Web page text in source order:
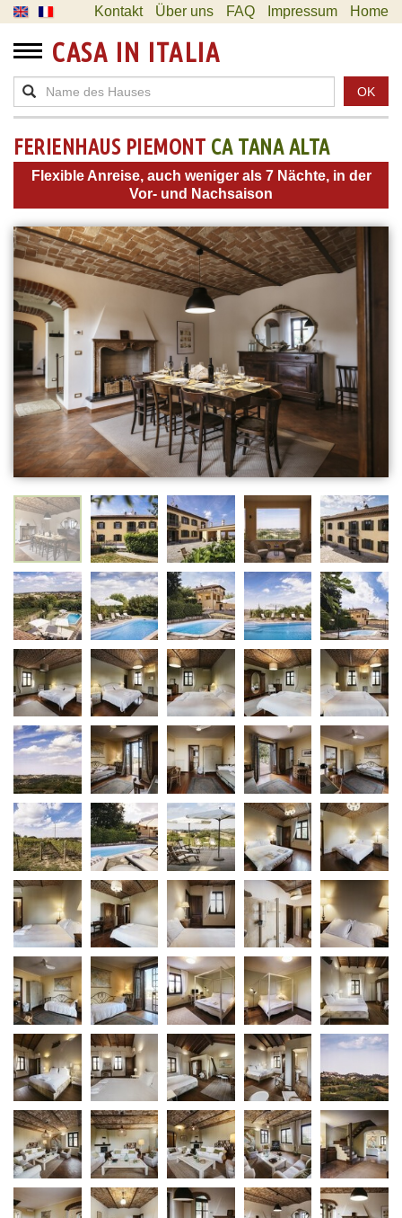
Kontakt Über uns FAQ Impressum Home
CASA IN ITALIA
OK
FERIENHAUS PIEMONT CA TANA ALTA
Flexible Anreise, auch weniger als 7 Nächte, in der
Vor- und Nachsaison